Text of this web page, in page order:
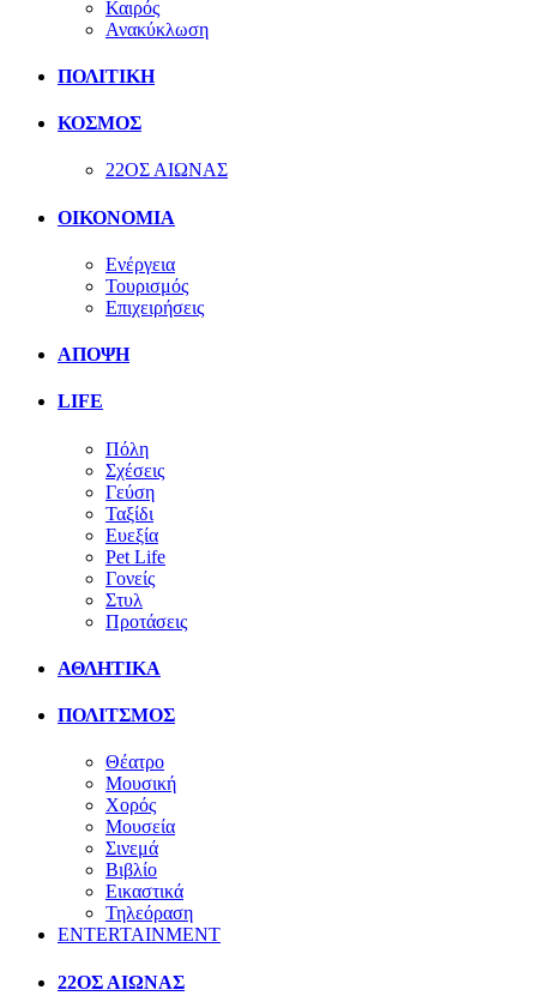
Καιρός
Ανακύκλωση
ΠΟΛΙΤΙΚΗ
ΚΟΣΜΟΣ
22ΟΣ ΑΙΩΝΑΣ
ΟΙΚΟΝΟΜΙΑ
Ενέργεια
Τουρισμός
Επιχειρήσεις
ΑΠΟΨΗ
LIFE
Πόλη
Σχέσεις
Γεύση
Ταξίδι
Ευεξία
Pet Life
Γονείς
Στυλ
Προτάσεις
ΑΘΛΗΤΙΚΑ
ΠΟΛΙΤΣΜΟΣ
Θέατρο
Μουσική
Χορός
Μουσεία
Σινεμά
Βιβλίο
Εικαστικά
Τηλεόραση
ENTERTAINMENT
22ΟΣ ΑΙΩΝΑΣ